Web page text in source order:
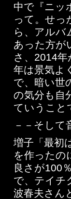
中で『ニッ
って。せっ
ら、アルバ
あった方が
さ、2014
年は景気よ
で、暗い世
の気分も自
ていうこと
－－そして
増子「最初
を作ったの
良さが100
で、テイチ
波春夫さん